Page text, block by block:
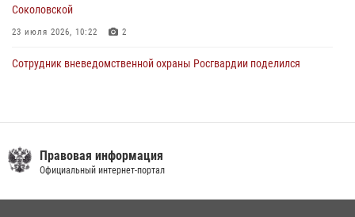
Соколовской
23 июля 2026, 10:22 2
Сотрудник вневедомственной охраны Росгвардии поделился
силовом ведомстве
14 июля 2026, 12:39 1
Правовая информация
Официальный интернет-портал